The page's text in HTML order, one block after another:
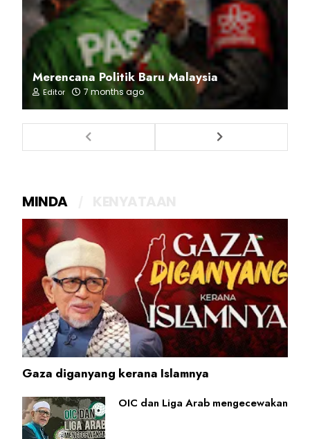
Merencana Politik Baru Malaysia
Editor 7 months ago
MINDA
Gaza diganyang kerana Islamnya
OIC dan Liga Arab mengecewakan